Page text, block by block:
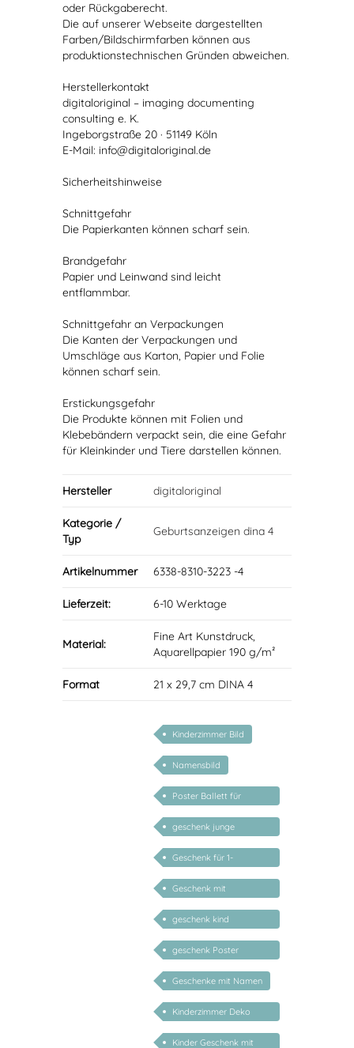
oder Rückgaberecht.
Die auf unserer Webseite dargestellten
Farben/Bildschirmfarben können aus
produktionstechnischen Gründen abweichen.
Herstellerkontakt
digitaloriginal – imaging documenting
consulting e. K.
Ingeborgstraße 20 · 51149 Köln
E-Mail: info@digitaloriginal.de
Sicherheitshinweise
Schnittgefahr
Die Papierkanten können scharf sein.
Brandgefahr
Papier und Leinwand sind leicht
entflammbar.
Schnittgefahr an Verpackungen
Die Kanten der Verpackungen und
Umschläge aus Karton, Papier und Folie
können scharf sein.
Erstickungsgefahr
Die Produkte können mit Folien und
Klebebändern verpackt sein, die eine Gefahr
für Kleinkinder und Tiere darstellen können.
Hersteller digitaloriginal
Kategorie /
Typ
Geburtsanzeigen dina 4
Artikelnummer 6338-8310-3223 -4
Lieferzeit: 6-10 Werktage
Material:
Fine Art Kunstdruck,
Aquarellpapier 190 g/m²
Format 21 x 29,7 cm DINA 4
Kinderzimmer Bild
Namensbild
Poster Ballett für
Mädchen
geschenk junge
mädchen
Geschenk für 1-
jährige/2-jährige/3-
jährige
Geschenk mit
persönlichem Namen
geschenk kind
personalisiert
geschenk Poster
personalisiert mädchen
Geschenke mit Namen
Kinderzimmer Deko
Geschenk
Kinder Geschenk mit